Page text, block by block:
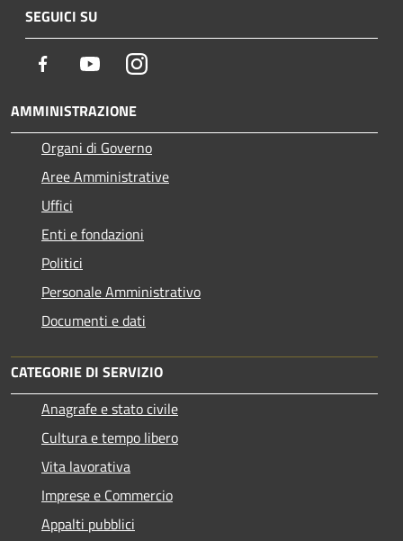
SEGUICI SU
Facebook YoutubeInstagram
AMMINISTRAZIONE
Organi di Governo
Aree Amministrative
Uffici
Enti e fondazioni
Politici
Personale Amministrativo
Documenti e dati
CATEGORIE DI SERVIZIO
Anagrafe e stato civile
Cultura e tempo libero
Vita lavorativa
Imprese e Commercio
Appalti pubblici